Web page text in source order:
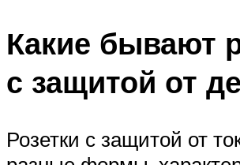
Какие бывают
с защитой от
Розетки с защитой от